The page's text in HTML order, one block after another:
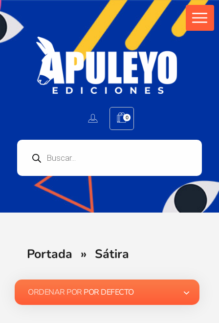
0
Portada » Sátira
ORDENAR POR POR DEFECTO